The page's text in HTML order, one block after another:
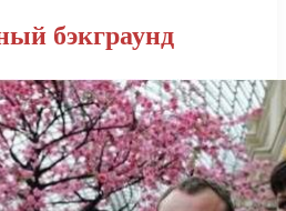
бэкграунд